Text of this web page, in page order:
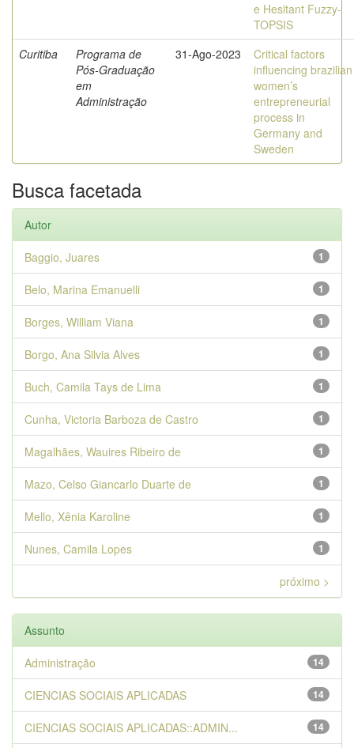
e Hesitant Fuzzy-
TOPSIS
Curitiba
Programa de
Pós-Graduação
em
Administração
31-Ago-2023
Critical factors
influencing brazilian
women’s
entrepreneurial
process in
Germany and
Sweden
Busca facetada
Autor
1
Baggio, Juares
1
Belo, Marina Emanuelli
1
Borges, William Viana
1
Borgo, Ana Silvia Alves
1
Buch, Camila Tays de Lima
1
Cunha, Victoria Barboza de Castro
1
Magalhães, Wauires Ribeiro de
1
Mazo, Celso Giancarlo Duarte de
1
Mello, Xênia Karoline
1
Nunes, Camila Lopes
próximo >
Assunto
14
Administração
14
CIENCIAS SOCIAIS APLICADAS
14
CIENCIAS SOCIAIS APLICADAS::ADMIN...